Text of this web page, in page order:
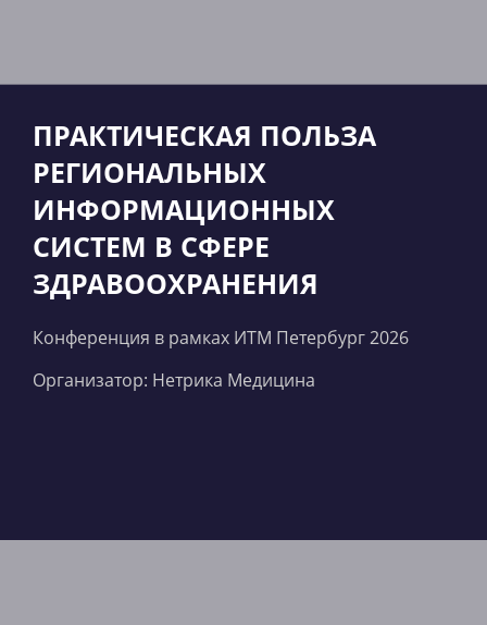
ПРАКТИЧЕСКАЯ ПОЛЬЗА
РЕГИОНАЛЬНЫХ
ИНФОРМАЦИОННЫХ
СИСТЕМ В СФЕРЕ
ЗДРАВООХРАНЕНИЯ
Конференция в рамках ИТМ Петербург 2026
Организатор: Нетрика Медицина